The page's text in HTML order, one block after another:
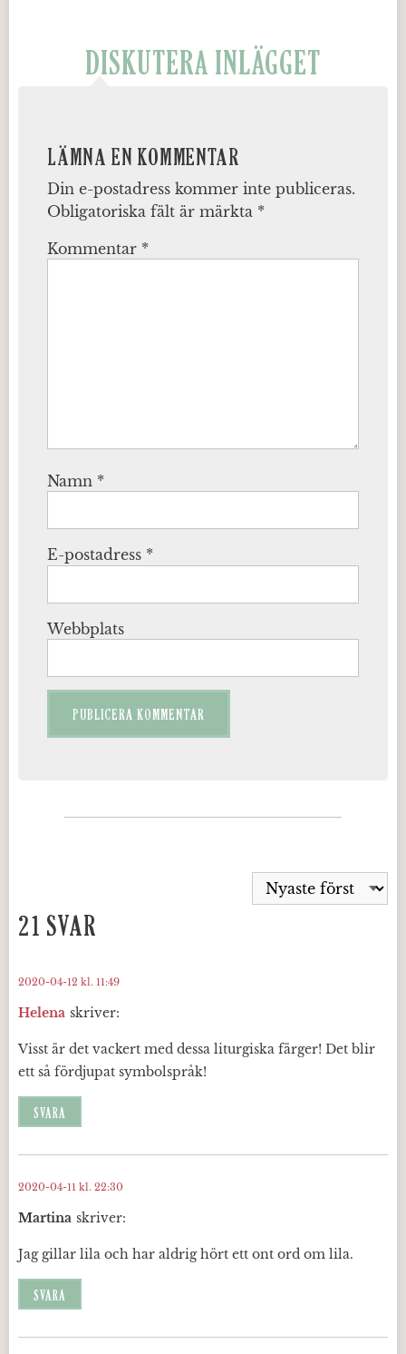
DISKUTERA INLÄGGET
LÄMNA EN KOMMENTAR
Din e-postadress kommer inte publiceras.
Obligatoriska fält är märkta *
Kommentar *
Namn *
E-postadress *
Webbplats
21 SVAR
Helena skriver:
2020-04-12 kl. 11:49
Visst är det vackert med dessa liturgiska färger! Det blir
ett så fördjupat symbolspråk!
SVARA
Martina skriver:
2020-04-11 kl. 22:30
Jag gillar lila och har aldrig hört ett ont ord om lila.
SVARA